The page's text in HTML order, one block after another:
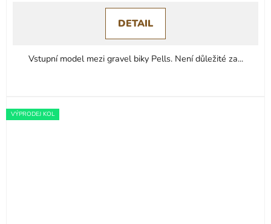
DETAIL
Vstupní model mezi gravel biky Pells. Není důležité za...
VÝPRODEJ KOL